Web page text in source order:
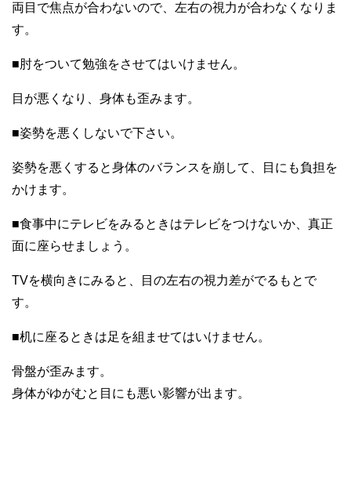
両目で焦点が合わないので、左右の視力が合わなくなりま
す。
■肘をついて勉強をさせてはいけません。
目が悪くなり、身体も歪みます。
■姿勢を悪くしないで下さい。
姿勢を悪くすると身体のバランスを崩して、目にも負担を
かけます。
■食事中にテレビをみるときはテレビをつけないか、真正
面に座らせましょう。
TVを横向きにみると、目の左右の視力差がでるもとで
す。
■机に座るときは足を組ませてはいけません。
骨盤が歪みます。
身体がゆがむと目にも悪い影響が出ます。